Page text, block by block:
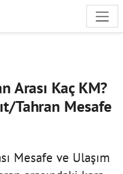
Arası Kaç KM?
Tahran Mesafe
Mesafe ve Ulaşım